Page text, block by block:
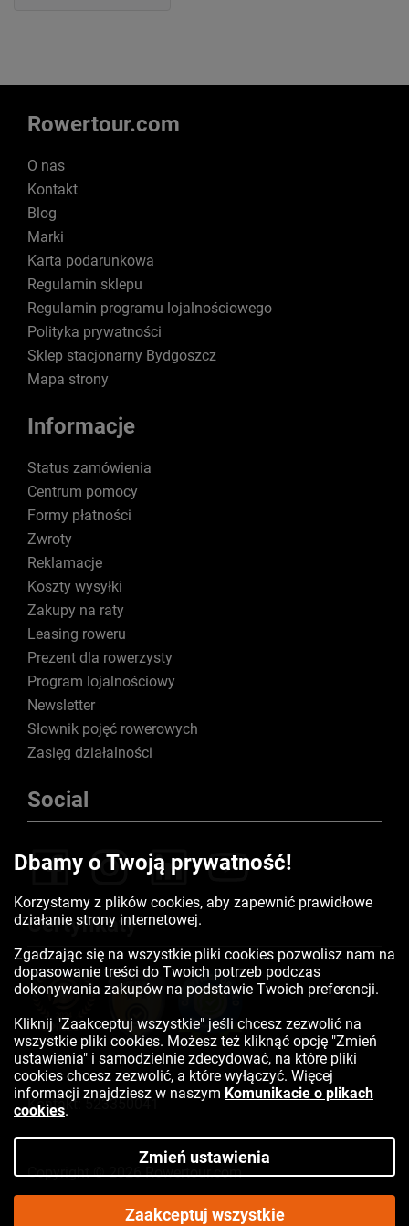
Rowertour.com
O nas
Kontakt
Blog
Marki
Karta podarunkowa
Regulamin sklepu
Regulamin programu lojalnościowego
Polityka prywatności
Sklep stacjonarny Bydgoszcz
Mapa strony
Informacje
Status zamówienia
Centrum pomocy
Formy płatności
Zwroty
Reklamacje
Koszty wysyłki
Zakupy na raty
Leasing roweru
Prezent dla rowerzysty
Program lojalnościowy
Newsletter
Słownik pojęć rowerowych
Zasięg działalności
Social
Certyfikaty
Kontakt:523350041
Copyright © 2026 Rowertour.com
Internetowy sklep rowerowy
Dbamy o Twoją prywatność!
Korzystamy z plików cookies, aby zapewnić prawidłowe
działanie strony internetowej.
Zgadzając się na wszystkie pliki cookies pozwolisz nam na
dopasowanie treści do Twoich potrzeb podczas
dokonywania zakupów na podstawie Twoich preferencji.
Kliknij "Zaakceptuj wszystkie" jeśli chcesz zezwolić na
wszystkie pliki cookies. Możesz też kliknąć opcję "Zmień
ustawienia" i samodzielnie zdecydować, na które pliki
cookies chcesz zezwolić, a które wyłączyć. Więcej
informacji znajdziesz w naszym Komunikacie o plikach
cookies.
Zmień ustawienia
Zaakceptuj wszystkie